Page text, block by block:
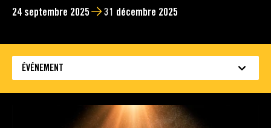
24 septembre 2025 31 décembre 2025
ÉVÉNEMENT